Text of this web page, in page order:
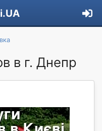
в г. Днепр